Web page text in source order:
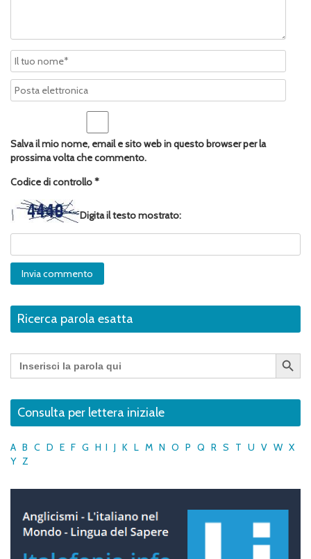
Salva il mio nome, email e sito web in questo browser per la
prossima volta che commento.
Codice di controllo*
Digita il testo mostrato:
Ricerca parola esatta
Search
for:
Search Button
Consulta per lettera iniziale
A B C D E F G H I J K L M N O P Q R S T U V W X
Y Z